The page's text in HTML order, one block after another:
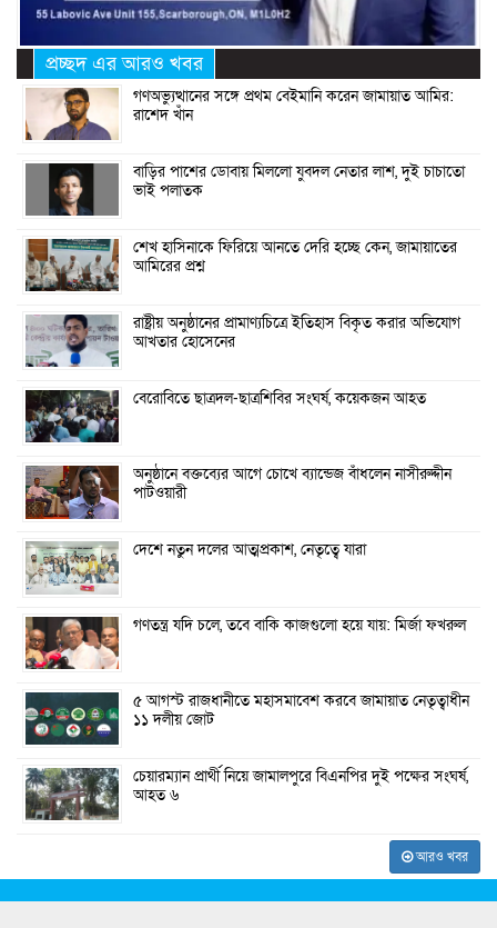
প্রচ্ছদ এর আরও খবর
গণঅভ্যুত্থানের সঙ্গে প্রথম বেইমানি করেন জামায়াত আমির:
রাশেদ খাঁন
বাড়ির পাশের ডোবায় মিললো যুবদল নেতার লাশ, দুই চাচাতো
ভাই পলাতক
শেখ হাসিনাকে ফিরিয়ে আনতে দেরি হচ্ছে কেন, জামায়াতের
আমিরের প্রশ্ন
রাষ্ট্রীয় অনুষ্ঠানের প্রামাণ্যচিত্রে ইতিহাস বিকৃত করার অভিযোগ
আখতার হোসেনের
বেরোবিতে ছাত্রদল-ছাত্রশিবির সংঘর্ষ, কয়েকজন আহত
অনুষ্ঠানে বক্তব্যের আগে চোখে ব্যান্ডেজ বাঁধলেন নাসীরুদ্দীন
পাটওয়ারী
দেশে নতুন দলের আত্মপ্রকাশ, নেতৃত্বে যারা
গণতন্ত্র যদি চলে, তবে বাকি কাজগুলো হয়ে যায়: মির্জা ফখরুল
৫ আগস্ট রাজধানীতে মহাসমাবেশ করবে জামায়াত নেতৃত্বাধীন
১১ দলীয় জোট
চেয়ারম্যান প্রার্থী নিয়ে জামালপুরে বিএনপির দুই পক্ষের সংঘর্ষ,
আহত ৬
আরও খবর